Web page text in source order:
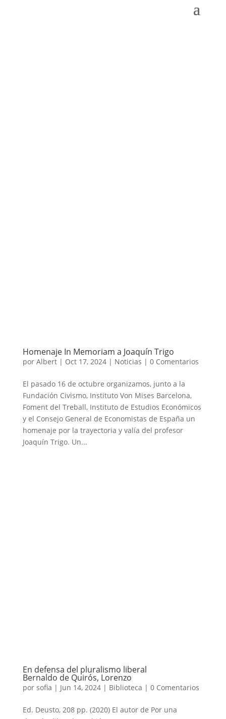
Homenaje In Memoriam a Joaquín Trigo
por Albert| Oct 17, 2024| Noticias | 0 Comentarios
El pasado 16 de octubre organizamos, junto a la
Fundación Civismo, Instituto Von Mises Barcelona,
Foment del Treball, Instituto de Estudios Económicos
y el Consejo General de Economistas de España un
homenaje por la trayectoria y valía del profesor
Joaquín Trigo. Un...
En defensa del pluralismo liberal
Bernaldo de Quirós, Lorenzo
por sofia | Jun 14, 2024| Biblioteca | 0 Comentarios
Ed. Deusto, 208 pp. (2020) El autor de Por una